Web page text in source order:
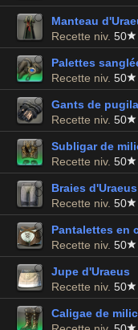
Manteau
Recette niv. 50
Palettes
Recette niv. 50
Gants de
Recette niv. 50
Subligar de
Recette niv. 50
Braies d'Uraeus
Recette niv. 50
Pantalettes en
Recette niv. 50
Jupe d'Uraeus
Recette niv. 50
Caligae de